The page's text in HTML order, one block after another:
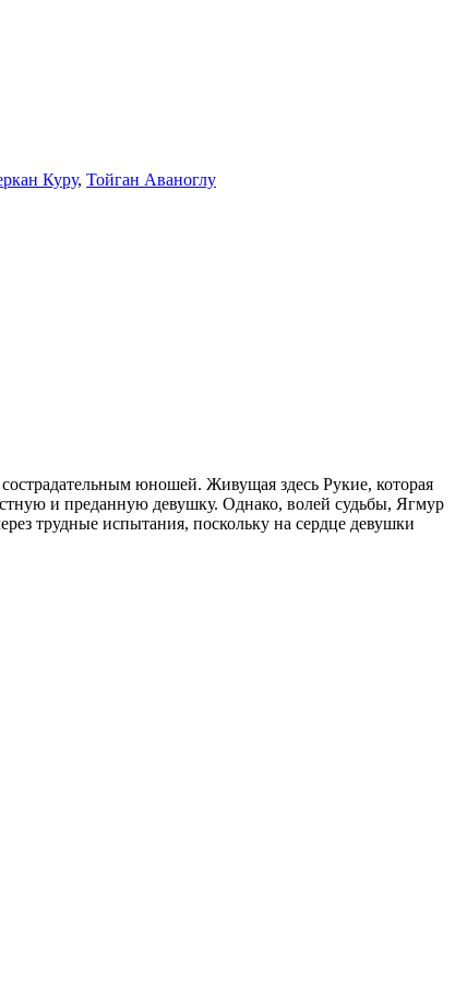
Куру, Тойган Аваноглу
юношей. Живущая здесь Рукие, которая
и преданную девушку. Однако, волей судьбы, Ягмур
трудные испытания, поскольку на сердце девушки